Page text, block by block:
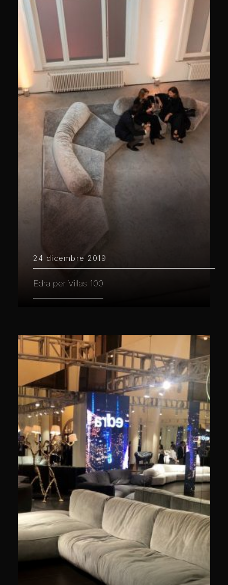
24 dicembre 2019
Edra per Villas 100